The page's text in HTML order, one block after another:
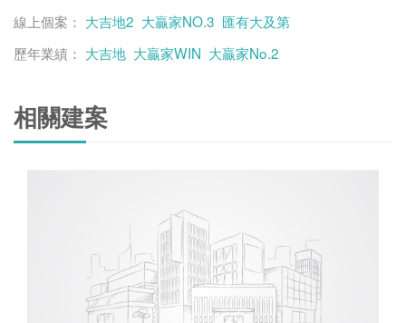
線上個案： 大吉地2 大贏家NO.3 匯有大及第
歷年業績： 大吉地 大贏家WIN 大贏家No.2
相關建案